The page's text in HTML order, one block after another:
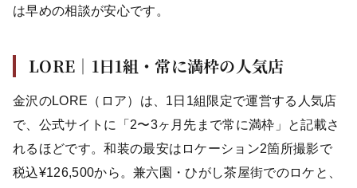
は早めの相談が安心です。
LORE｜1日1組・常に満枠の人気店
金沢のLORE（ロア）は、1日1組限定で運営する人気店
で、公式サイトに「2〜3ヶ月先まで常に満枠」と記載さ
れるほどです。和装の最安はロケーション2箇所撮影で
税込¥126,500から。兼六園・ひがし茶屋街でのロケと、